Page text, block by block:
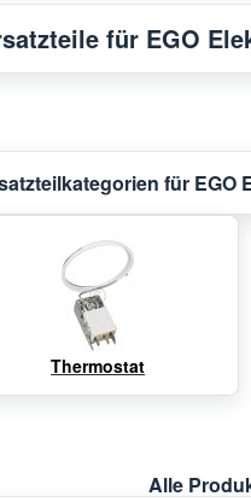
für EGO
für EGO
Thermostat
Alle